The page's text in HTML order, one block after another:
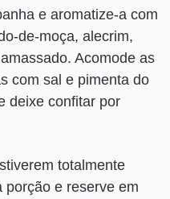
e aromatize-a com
de-moça, alecrim,
Acomode as
com sal e pimenta do
deixe confitar por
totalmente
porção e reserve em